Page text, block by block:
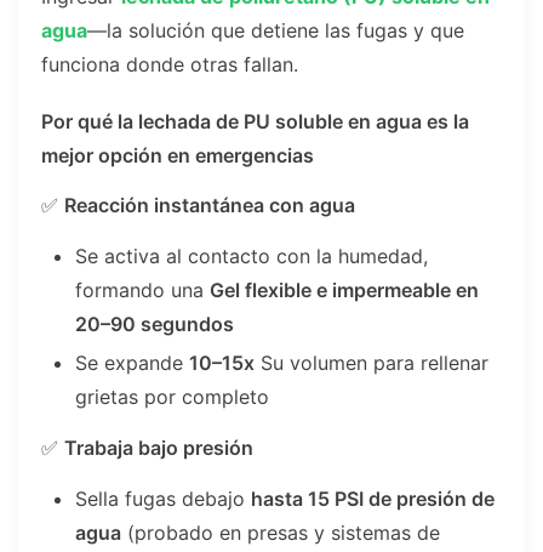
agua—la solución que detiene las fugas y que
funciona donde otras fallan.
Por qué la lechada de PU soluble en agua es la
mejor opción en emergencias
✅ Reacción instantánea con agua
Se activa al contacto con la humedad,
formando una Gel flexible e impermeable en
20–90 segundos
Se expande 10–15xSu volumen para rellenar
grietas por completo
✅Trabaja bajo presión
Sella fugas debajo hasta 15 PSI de presión de
agua(probado en presas y sistemas de